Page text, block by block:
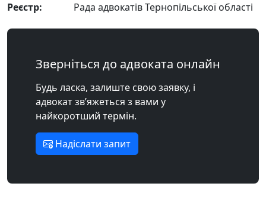
Реєстр:
Рада адвокатів Тернопільської області
Зверніться до адвоката онлайн
Будь ласка, залиште свою заявку, і
адвокат зв’яжеться з вами у
найкоротший термін.
Надіслати запит